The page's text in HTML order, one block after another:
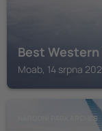
Best Western
Moab, 14 srpna
NÁRODNÍ PARK ARCHES